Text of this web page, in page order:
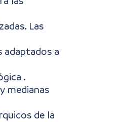
Las
adaptados a
.
medianas
de la